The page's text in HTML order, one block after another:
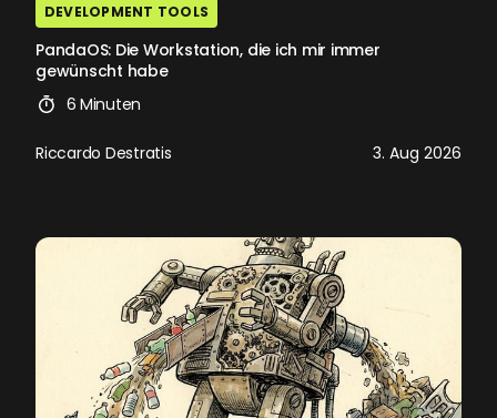
DEVELOPMENT TOOLS
PandaOS: Die Workstation, die ich mir immer
gewünscht habe
6 Minuten
Riccardo Destratis 3. Aug 2026